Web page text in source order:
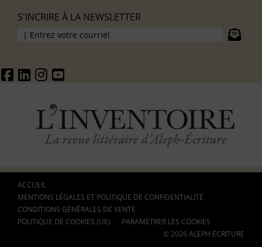
S'INCRIRE À LA NEWSLETTER
ACCUEIL
MENTIONS LÉGALES ET POLITIQUE DE CONFIDENTIALITÉ
CONDITIONS GÉNÉRALES DE VENTE
POLITIQUE DE COOKIES (UE)
PARAMÉTRER LES COOKIES
© 2026 ALEPH ÉCRITURE